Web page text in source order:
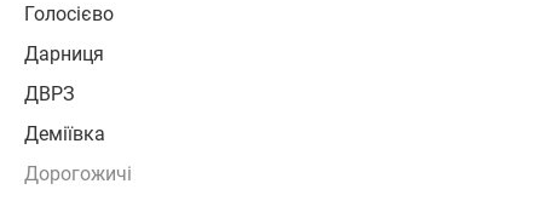
Голосієво
Дарниця
ДВРЗ
Деміївка
Дорогожичі